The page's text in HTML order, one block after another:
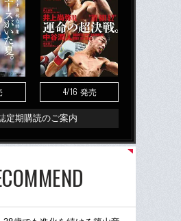
4/16 発売
定期購読のご案内